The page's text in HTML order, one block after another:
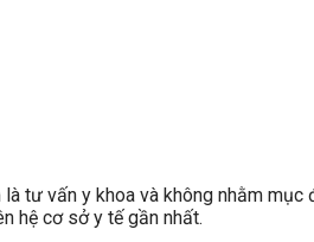
tư vấn y khoa và không nhằm mục
hệ cơ sở y tế gần nhất.